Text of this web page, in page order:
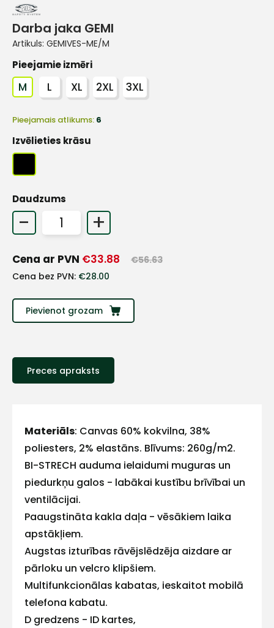
Darba jaka GEMI
Artikuls: GEMIVES-ME/M
Pieejamie izmēri
M L XL 2XL 3XL
Pieejamais atlikums: 6
Izvēlieties krāsu
Daudzums
- +
Cena ar PVN €33.88 €56.63
Cena bez PVN: €28.00
Pievienot grozam
Preces apraksts
Materiāls: Canvas 60% kokvilna, 38%
poliesters, 2% elastāns. Blīvums: 260g/m2.
BI-STRECH auduma ielaidumi muguras un
piedurkņu galos - labākai kustību brīvībai un
ventilācijai.
Paaugstināta kakla daļa - vēsākiem laika
apstākļiem.
Augstas izturības rāvējslēdzēja aizdare ar
pārloku un velcro klipšiem.
Multifunkcionālas kabatas, ieskaitot mobilā
telefona kabatu.
D gredzens - ID kartes,
E-pasts
Kontakttālrunis
+